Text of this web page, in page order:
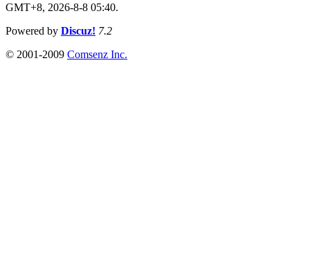
GMT+8, 2026-8-8 05:40.
Powered by Discuz! 7.2
© 2001-2009 Comsenz Inc.